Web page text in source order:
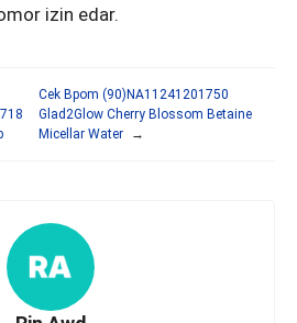
izin edar.
Cek Bpom (90)NA11241201750
Glad2Glow Cherry Blossom Betaine
Micellar Water
→